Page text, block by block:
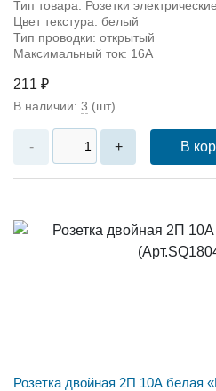
Тип товара: Розетки электрические
Цвет текстура: белый
Тип проводки: открытый
Максимальный ток: 16А
211 ₽
В наличии: 3 (шт)
- + В
Розетка двойная 2П 10А белая